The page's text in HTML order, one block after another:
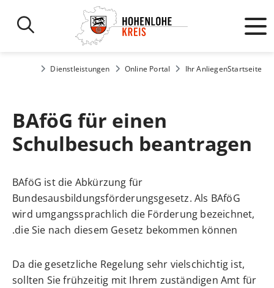
Startseite
Ihr Anliegen
Online Portal
Dienstleistungen
BAföG für einen
Schulbesuch beantragen
BAföG ist die Abkürzung für
Bundesausbildungsförderungsgesetz. Als BAföG
wird umgangssprachlich die Förderung bezeichnet,
die Sie nach diesem Gesetz bekommen können.
Da die gesetzliche Regelung sehr vielschichtig ist,
sollten Sie frühzeitig mit Ihrem zuständigen Amt für